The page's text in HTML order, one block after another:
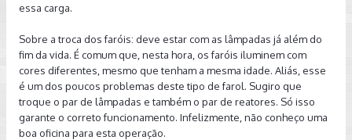
essa carga.
Sobre a troca dos faróis: deve estar com as lâmpadas já além do
fim da vida. É comum que, nesta hora, os faróis iluminem com
cores diferentes, mesmo que tenham a mesma idade. Aliás, esse
é um dos poucos problemas deste tipo de farol. Sugiro que
troque o par de lâmpadas e também o par de reatores. Só isso
garante o correto funcionamento. Infelizmente, não conheço uma
boa oficina para esta operação.